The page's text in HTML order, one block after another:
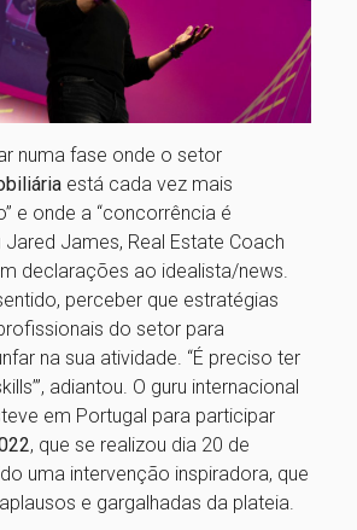
numa fase onde o setor
está cada vez mais
e onde a “concorrência é
Jared James, Real Estate Coach
declarações ao idealista/news.
perceber que estratégias
do setor para
na sua atividade. “É preciso ter
adiantou. O guru internacional
em Portugal para participar
, que se realizou dia 20 de
uma intervenção inspiradora, que
e gargalhadas da plateia.